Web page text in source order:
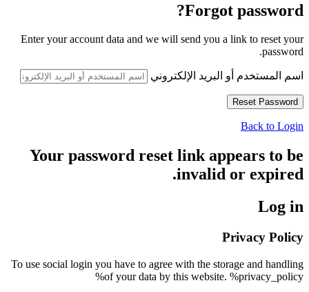
Forgot password?
Enter your account data and we will send you a link to reset your
password.
اسم المستخدم أو البريد الإلكتروني
Back to Login
Your password reset link appears to be
invalid or expired.
Log in
Privacy Policy
To use social login you have to agree with the storage and handling
of your data by this website. %privacy_policy%